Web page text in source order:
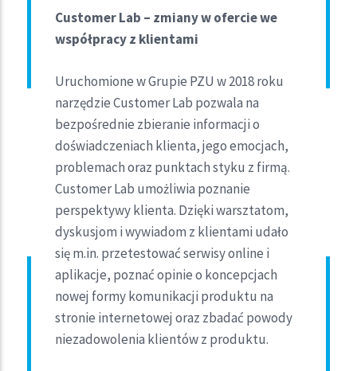
Customer Lab – zmiany w ofercie we
współpracy z klientami
Uruchomione w Grupie PZU w 2018 roku
narzędzie Customer Lab pozwala na
bezpośrednie zbieranie informacji o
doświadczeniach klienta, jego emocjach,
problemach oraz punktach styku z firmą.
Customer Lab umożliwia poznanie
perspektywy klienta. Dzięki warsztatom,
dyskusjom i wywiadom z klientami udało
się m.in. przetestować serwisy online i
aplikacje, poznać opinie o koncepcjach
nowej formy komunikacji produktu na
stronie internetowej oraz zbadać powody
niezadowolenia klientów z produktu.